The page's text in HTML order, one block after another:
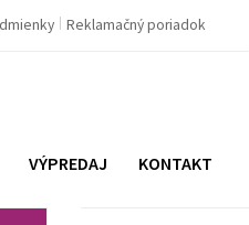
Reklamačný poriadok
VÝPREDAJ KONTAKT